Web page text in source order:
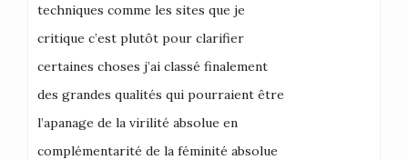
techniques comme les sites que je
critique c’est plutôt pour clarifier
certaines choses j’ai classé finalement
des grandes qualités qui pourraient être
l’apanage de la virilité absolue en
complémentarité de la féminité absolue